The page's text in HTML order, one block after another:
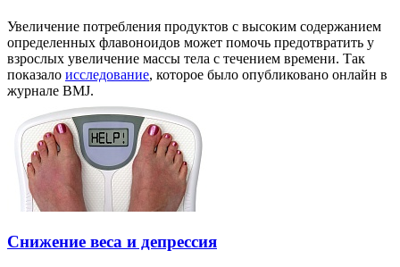
Увеличение потребления продуктов с высоким содержанием
определенных флавоноидов может помочь предотвратить у
взрослых увеличение массы тела с течением времени. Так
показало исследование, которое было опубликовано онлайн в
журнале BMJ.
Снижение веса и депрессия